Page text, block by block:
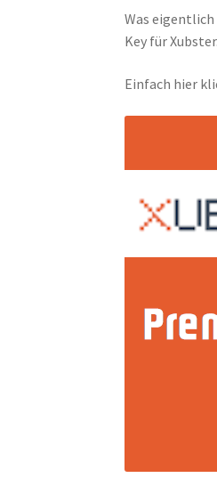
Was
Key für
Einfach hier